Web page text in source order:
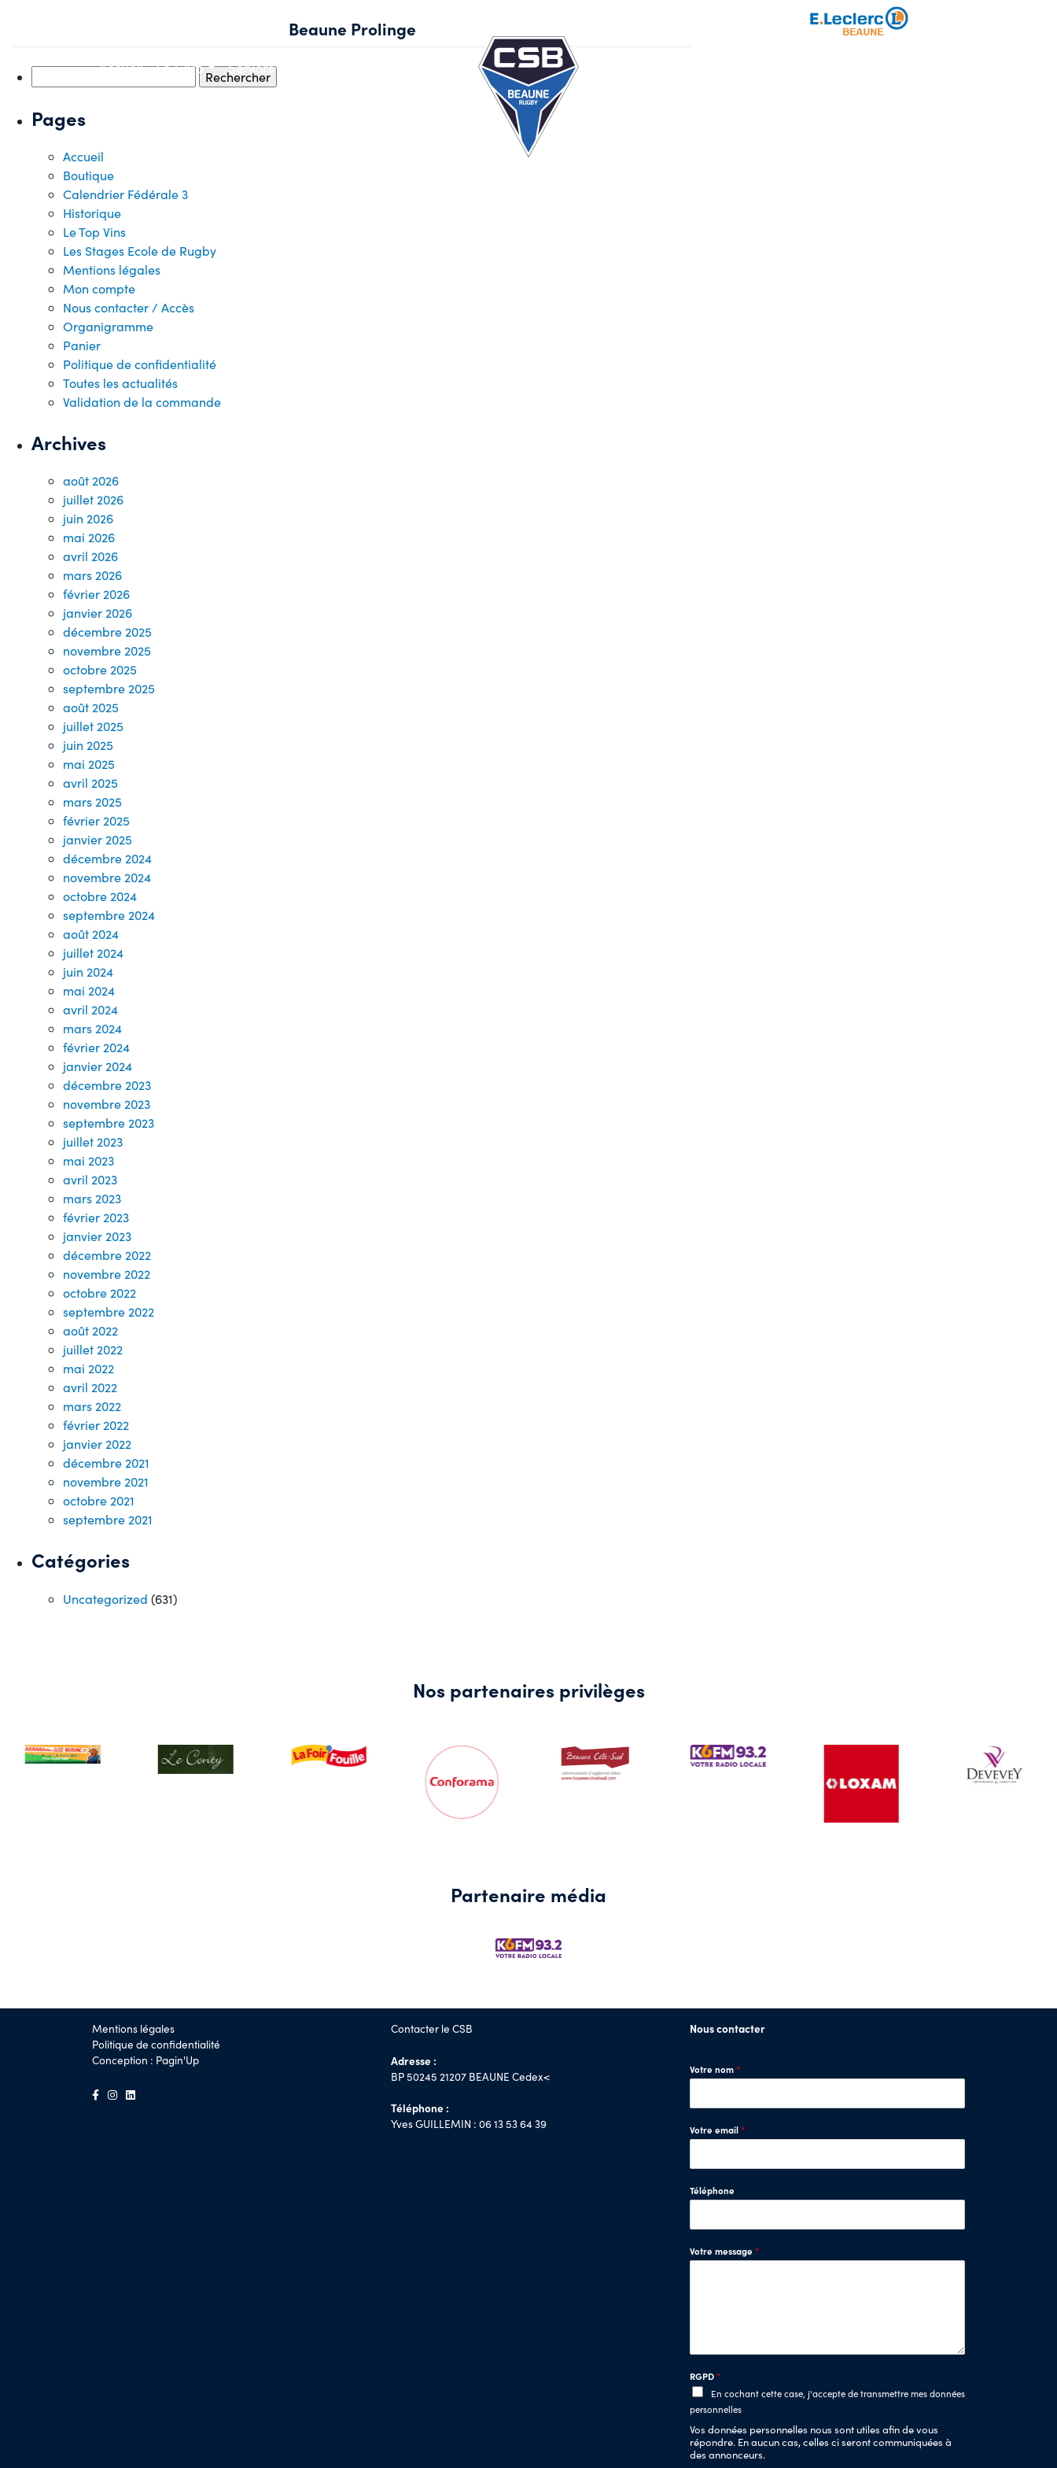
Accueil Le Club Seniors
Beaune Prolinge
Pages
Accueil
Boutique
Calendrier Fédérale 3
Historique
Le Top Vins
Les Stages Ecole de Rugby
Mentions légales
Mon compte
Nous contacter / Accès
Organigramme
Panier
Politique de confidentialité
Toutes les actualités
Validation de la commande
Archives
août 2026
juillet 2026
juin 2026
mai 2026
avril 2026
mars 2026
février 2026
janvier 2026
décembre 2025
novembre 2025
octobre 2025
septembre 2025
août 2025
juillet 2025
juin 2025
mai 2025
avril 2025
mars 2025
février 2025
janvier 2025
décembre 2024
novembre 2024
octobre 2024
septembre 2024
août 2024
juillet 2024
juin 2024
mai 2024
avril 2024
mars 2024
février 2024
janvier 2024
décembre 2023
novembre 2023
septembre 2023
juillet 2023
mai 2023
avril 2023
mars 2023
février 2023
janvier 2023
décembre 2022
novembre 2022
octobre 2022
septembre 2022
août 2022
juillet 2022
mai 2022
avril 2022
mars 2022
février 2022
janvier 2022
décembre 2021
novembre 2021
octobre 2021
septembre 2021
Catégories
Uncategorized (631)
Nos partenaires privilèges
Partenaire média
Mentions légales
Politique de confidentialité
Conception : Pagin'Up
Contacter le CSB
Adresse :
BP 50245 21207 BEAUNE Cedex<
Téléphone :
Yves GUILLEMIN : 06 13 53 64 39
Nous contacter
Votre nom *
Votre email *
Téléphone
Votre message *
RGPD *
En cochant cette case, j'accepte de transmettre mes données
personnelles
Vos données personnelles nous sont utiles afin de vous
répondre. En aucun cas, celles ci seront communiquées à
des annonceurs.